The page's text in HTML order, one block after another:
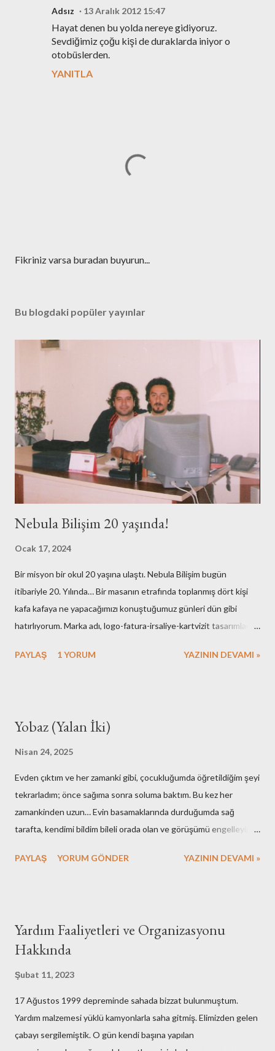
Adsız 13 Aralık 2012 15:47
Hayat denen bu yolda nereye gidiyoruz.
Sevdiğimiz çoğu kişi de duraklarda iniyor o
otobüslerden.
YANITLA
Y
m
ö
r
Fikriniz varsa buradan buyurun...
Bu blogdaki popüler yayınlar
Nebula Bilişim 20 yaşında!
Ocak 17, 2024
Bir misyon bir okul 20 yaşına ulaştı. Nebula Bilişim bugün
itibariyle 20. Yılında… Bir masanın etrafında toplanmış dört kişi
kafa kafaya ne yapacağımızı konuştuğumuz günleri dün gibi
hatırlıyorum. Marka adı, logo-fatura-irsaliye-kartvizit tasarımları,
gerekli resmi hazırlıklar. Neredeyse tüm işlemleri kendimiz yaptık.
taşıyışım ve aylarca onları kullandığımız hala hatırımda. Mesela
adam etmek için az çaba sarf etmedik. Mutfak gereçlerimizi temiz
tutmak için yaptıklarımızı kime anlatsam inanmaz! Aşağıdaki
fotoğraflar çalışma ortamımızın ilk fotoğrafları olabilir. Yok merak
etmeyin, bunları o eski günler ede...
PAYLAŞ 1 YORUM YAZININ DEVAMI »
Yobaz (Yalan İki)
Nisan 24, 2025
Evden çıktım ve her zamanki gibi, çocukluğumda öğretildiğim şeyi
tekrarladım; önce sağıma sonra soluma baktım. Bu kez her
zamankinden uzun… Evin basamaklarında durduğumda sağ
tarafta, kendimi bildim bileli orada olan ve görüşümü engelleyip,
ettim. “Görüşüme duvar örmüştü eski sahipleri ama keşke onlar
tüm semti çevreliyorlardı. Sokak kapısından her çıkışımda, tam da
açık havaya çıkarken, başıma geçirilmiş ve görüşümü kısıtlayan at
hissetmezdim çıkıp dolaşmaya. Bugün bu nedenle biraz daha
uzun bir süre, önce sağımda olmadığına şükrettiğim duvarı aşarak
baktım ve selam verdim o tarafa doğru. Sokak uzunca bir
PAYLAŞ YORUM GÖNDER YAZININ DEVAMI »
Yardım Faaliyetleri ve Organizasyonu
Hakkında
Şubat 11, 2023
17 Ağustos 1999 depreminde sahada bizzat bulunmuştum.
Yardım malzemesi yüklü kamyonlarla saha gitmiş. Elimizden gelen
çabayı sergilemiştik. O gün kendi başına yapılan